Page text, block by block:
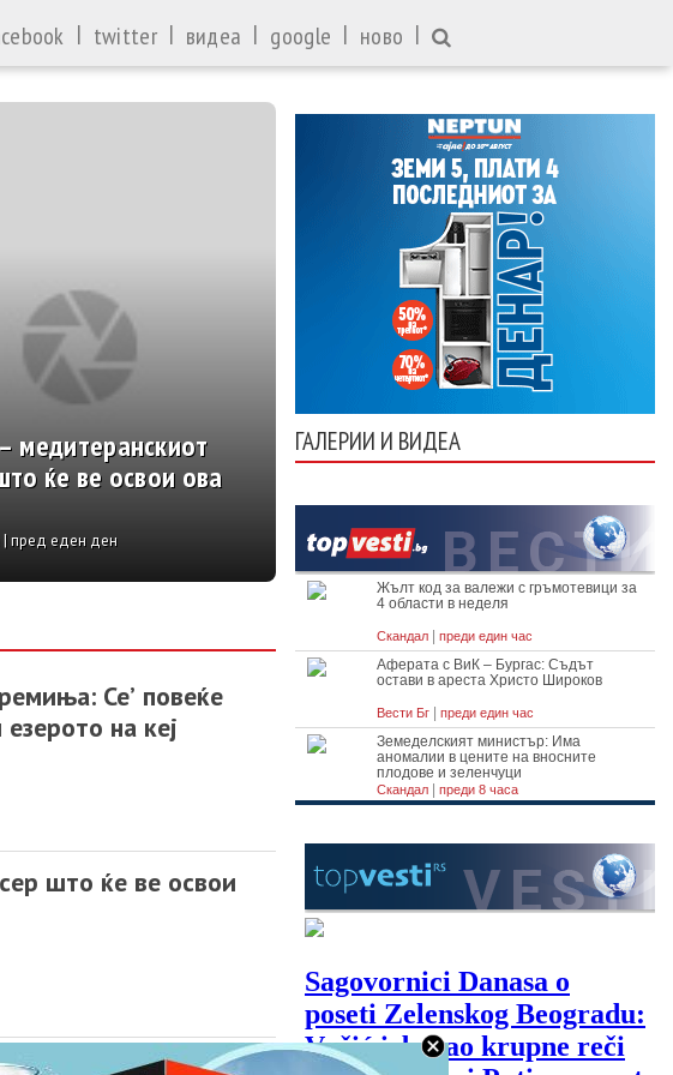
| twitter | видеа | google | ново |
медитеранскиот
ќе ве освои ова
| пред еден ден
Се’ повеќе
на кеј
што ќе ве освои
ГАЛЕРИИ И ВИДЕА